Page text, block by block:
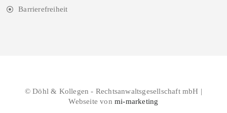
Barrierefreiheit
© Döhl & Kollegen - Rechtsanwaltsgesellschaft mbH |
Webseite vonmi-marketing